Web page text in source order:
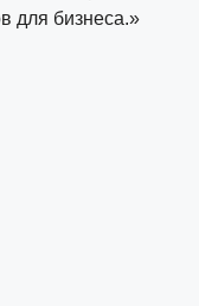
для бизнеса.»